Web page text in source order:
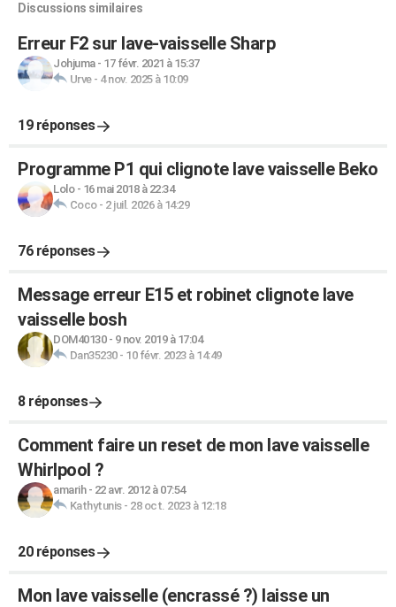
Discussions similaires
Erreur F2 sur lave-vaisselle Sharp
Johjuma- 17 févr. 2021 à 15:37
Urve- 4 nov. 2025 à 10:09
19 réponses
Programme P1 qui clignote lave vaisselle Beko
Lolo- 16 mai 2018 à 22:34
Coco- 2 juil. 2026 à 14:29
76 réponses
Message erreur E15 et robinet clignote lave
vaisselle bosh
DOM40130- 9 nov. 2019 à 17:04
Dan35230- 10 févr. 2023 à 14:49
8 réponses
Comment faire un reset de mon lave vaisselle
Whirlpool ?
amarih- 22 avr. 2012 à 07:54
Kathytunis- 28 oct. 2023 à 12:18
20 réponses
Mon lave vaisselle (encrassé ?) laisse un